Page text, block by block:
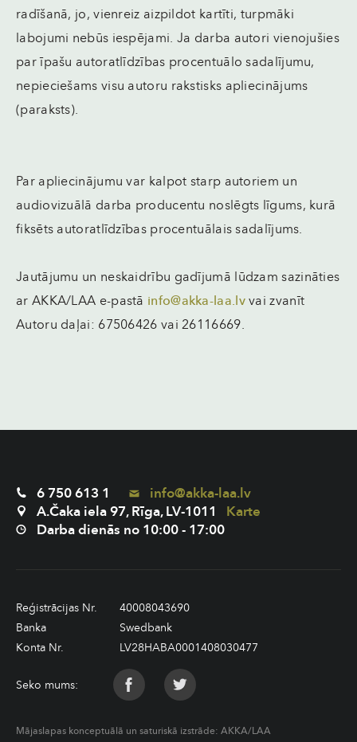
radīšanā, jo, vienreiz aizpildot kartīti, turpmāki
labojumi nebūs iespējami. Ja darba autori vienojušies
par īpašu autoratlīdzības procentuālo sadalījumu,
nepieciešams visu autoru rakstisks apliecinājums
(paraksts).
Par apliecinājumu var kalpot starp autoriem un
audiovizuālā darba producentu noslēgts līgums, kurā
fiksēts autoratlīdzības procentuālais sadalījums.
Jautājumu un neskaidrību gadījumā lūdzam sazināties
ar AKKA/LAA e-pastā info@akka-laa.lvvai zvanīt
Autoru daļai: 67506426 vai 26116669.
6 750 613 1
info@akka-laa.lv
A.Čaka iela 97, Rīga, LV-1011
Karte
Darba dienās no 10:00 - 17:00
Reģistrācijas Nr.
40008043690
Banka
Swedbank
Konta Nr.
LV28HABA0001408030477
Seko mums:
Mājaslapas konceptuālā un saturiskā izstrāde: AKKA/LAA